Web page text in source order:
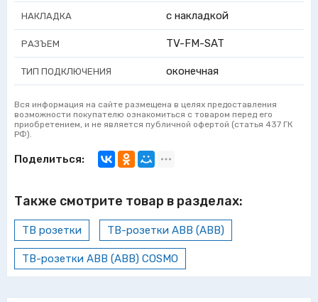
НАКЛАДКА с накладкой
РАЗЪЕМ TV-FM-SAT
ТИП ПОДКЛЮЧЕНИЯ оконечная
Вся информация на сайте размещена в целях предоставления
возможности покупателю ознакомиться с товаром перед его
приобретением, и не является публичной офертой (статья 437 ГК
РФ).
Поделиться:
Также смотрите товар в разделах:
ТВ розетки ТВ-розетки ABB (АВВ)
ТВ-розетки ABB (АВВ) COSMO